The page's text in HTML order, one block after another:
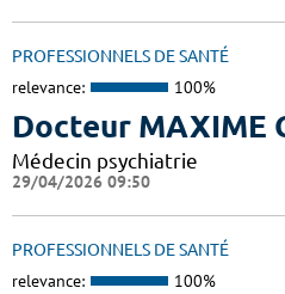
PROFESSIONNELS DE SANTÉ
relevance: 100%
Docteur MAXIME
Médecin psychiatrie
29/04/2026 09:50
PROFESSIONNELS DE SANTÉ
relevance: 100%